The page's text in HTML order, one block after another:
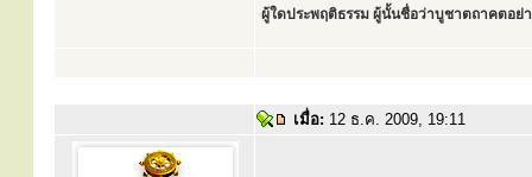
ผู้ใดประพฤติธรรม ผู้นั้นชื่อว่าบูชาตถาคตอย่า
เมื่อ: 12 ธ.ค. 2009, 19:11